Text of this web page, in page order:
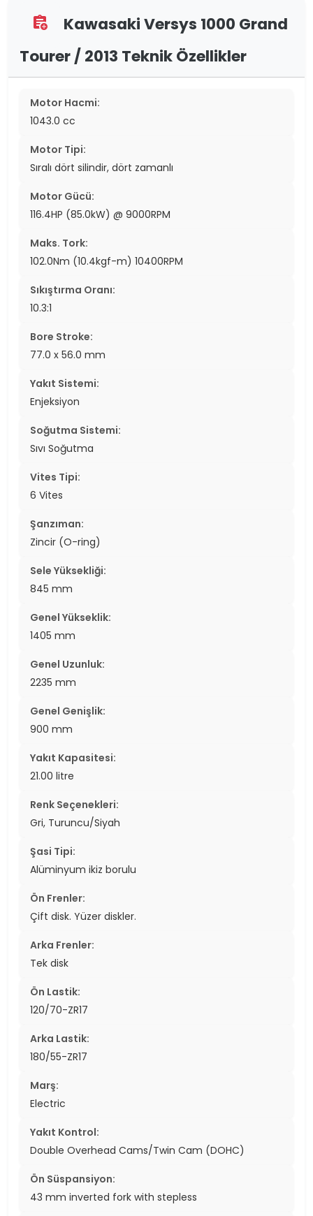
assignment_add
Kawasaki Versys 1000 Grand
Tourer / 2013 Teknik Özellikler
Motor Hacmi:
1043.0 cc
Motor Tipi:
Sıralı dört silindir, dört zamanlı
Motor Gücü:
116.4HP (85.0kW) @ 9000RPM
Maks. Tork:
102.0Nm (10.4kgf-m) 10400RPM
Sıkıştırma Oranı:
10.3:1
Bore Stroke:
77.0 x 56.0 mm
Yakıt Sistemi:
Enjeksiyon
Soğutma Sistemi:
Sıvı Soğutma
Vites Tipi:
6 Vites
Şanzıman:
Zincir (O-ring)
Sele Yüksekliği:
845 mm
Genel Yükseklik:
1405 mm
Genel Uzunluk:
2235 mm
Genel Genişlik:
900 mm
Yakıt Kapasitesi:
21.00 litre
Renk Seçenekleri:
Gri, Turuncu/Siyah
Şasi Tipi:
Alüminyum ikiz borulu
Ön Frenler:
Çift disk. Yüzer diskler.
Arka Frenler:
Tek disk
Ön Lastik:
120/70-ZR17
Arka Lastik:
180/55-ZR17
Marş:
Electric
Yakıt Kontrol:
Double Overhead Cams/Twin Cam (DOHC)
Ön Süspansiyon:
43 mm inverted fork with stepless